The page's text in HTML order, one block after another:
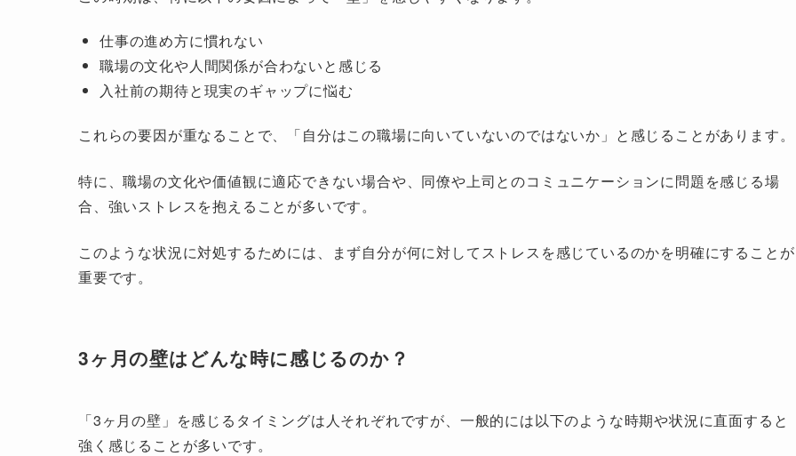
仕事の進め方に慣れない
職場の文化や人間関係が合わないと感じる
入社前の期待と現実のギャップに悩む
これらの要因が重なることで、「自分はこの職場に向いていないのではないか」と感じることがあります。
特に、職場の文化や価値観に適応できない場合や、同僚や上司とのコミュニケーションに問題を感じる場
合、強いストレスを抱えることが多いです。
このような状況に対処するためには、まず自分が何に対してストレスを感じているのかを明確にすることが
重要です。
3ヶ月の壁はどんな時に感じるのか？
「3ヶ月の壁」を感じるタイミングは人それぞれですが、一般的には以下のような時期や状況に直面すると
強く感じることが多いです。